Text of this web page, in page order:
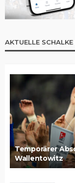
AKTUELLE SCHALKE
Temporärer
Wallentowitz